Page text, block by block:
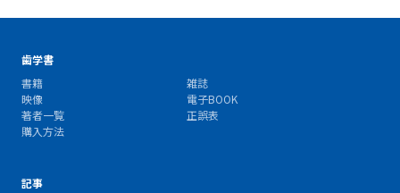
歯学書
書籍
雑誌
映像
電子BOOK
著者一覧
正誤表
購入方法
記事